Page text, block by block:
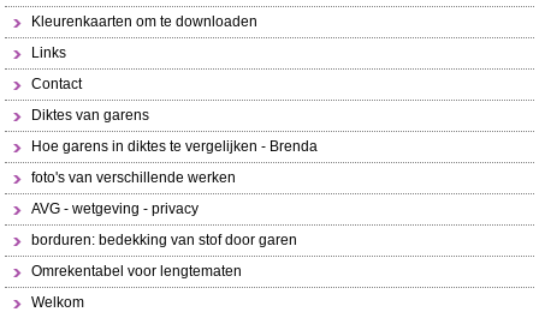
Kleurenkaarten om te downloaden
Links
Contact
Diktes van garens
Hoe garens in diktes te vergelijken - Brenda
foto's van verschillende werken
AVG - wetgeving - privacy
borduren: bedekking van stof door garen
Omrekentabel voor lengtematen
Welkom